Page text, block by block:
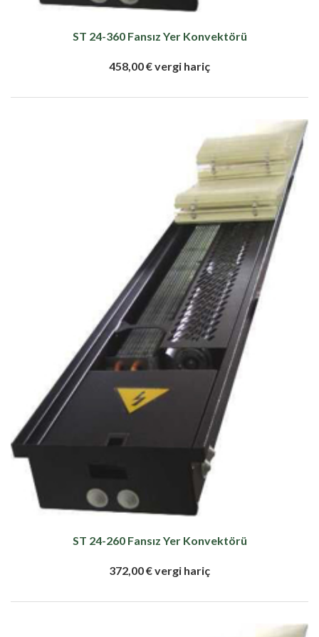
ST 24-360 Fansız Yer Konvektörü
458,00 € vergi hariç
ST 24-260 Fansız Yer Konvektörü
372,00 € vergi hariç